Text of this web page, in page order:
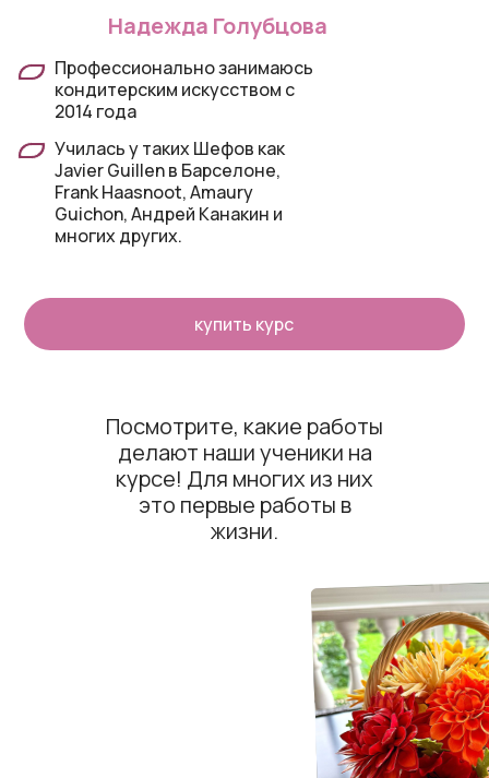
Надежда Голубцова
Профессионально занимаюсь
кондитерским искусством с
2014 года
Училась у таких Шефов как
Javier Guillen в Барселоне,
Frank Haasnoot, Amaury
Guichon, Андрей Канакин и
многих других.
купить курс
Посмотрите, какие работы
делают наши ученики на
курсе! Для многих из них
это первые работы в
жизни.